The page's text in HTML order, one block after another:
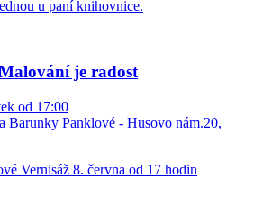
u paní knihovnice.
je radost
od 17:00
Barunky Panklové - Husovo nám.20,
Vernisáž 8. června od 17 hodin